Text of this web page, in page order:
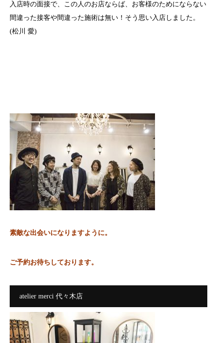
入店時の面接で、この人のお店ならば、お客様のためにならない
間違った接客や間違った施術は無い！そう思い入店しました。
(松川 愛)
素敵な出会いになりますように。
ご予約お待ちしております。
atelier merci 代々木店